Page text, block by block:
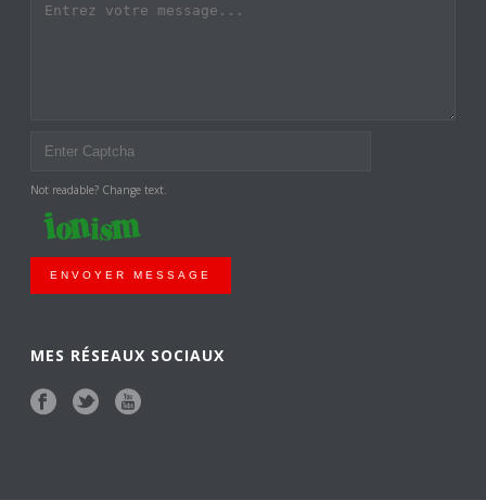
Not readable? Change text.
ENVOYER MESSAGE
MES RÉSEAUX SOCIAUX